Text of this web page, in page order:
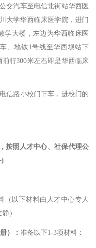
交汽车至电信北街站华西医
大学华西临床医学院，进门
学大楼，左边为华西临床医
、地铁1号线至华西坝站下
前行300米左右即是华西临床
信路小校门下车，进校门的
按照人才中心、社保代理公
)
（以下材料由人才中心专人
）
）： 准备以下1-3项材料：